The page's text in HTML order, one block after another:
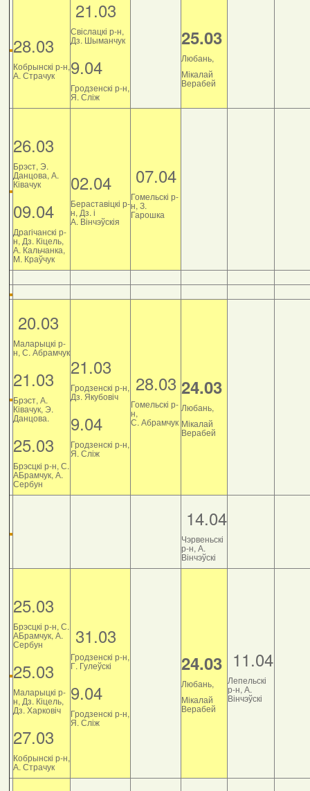
28.03
Кобрынскі р-н,
А. Страчук
21.03
Свіслацкі р-н,
Дз. Шыманчук
9.04
Гродзенскі р-н,
Я. Сліж
25.03
Любань,
Мікалай
Верабей
26.03
Брэст, Э.
Данцова, А.
Ківачук
09.04
Драгічанскі р-
н, Дз. Кіцель,
А. Кальчанка,
М. Краўчук
02.04
Бераставіцкі р-
н, Дз. і
А. Вінчэўскія
07.04
Гомельскі р-
н, З.
Гарошка
20.03
Маларыцкі р-
н, С. Абрамчук
21.03
Брэст, А.
Ківачук, Э.
Данцова.
25.03
Брэсцкі р-н, С.
АБрамчук, А.
Сербун
21.03
Гродзенскі р-н,
Дз. Якубовіч
9.04
Гродзенскі р-н,
Я. Сліж
28.03
Гомельскі р-
н,
С. Абрамчук
24.03
Любань,
Мікалай
Верабей
14.04
Чэрвеньскі
р-н, А.
Вінчэўскі
25.03
Брэсцкі р-н, С.
АБрамчук, А.
Сербун
25.03
Маларыцкі р-
н, Дз. Кіцель,
Дз. Харковіч
27.03
Кобрынскі р-н,
А. Страчук
31.03
Гродзенскі р-н,
Г. Гулеўскі
9.04
Гродзенскі р-н,
Я. Сліж
24.03
Любань,
Мікалай
Верабей
11.04
Лепельскі
р-н, А.
Вінчэўскі